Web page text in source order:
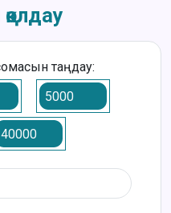
таңдау:
5000
40000